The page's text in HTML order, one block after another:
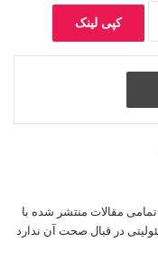
کپی لینک
چاپ
مقالات منتشر شده با
در قبال صحت آن ندارد